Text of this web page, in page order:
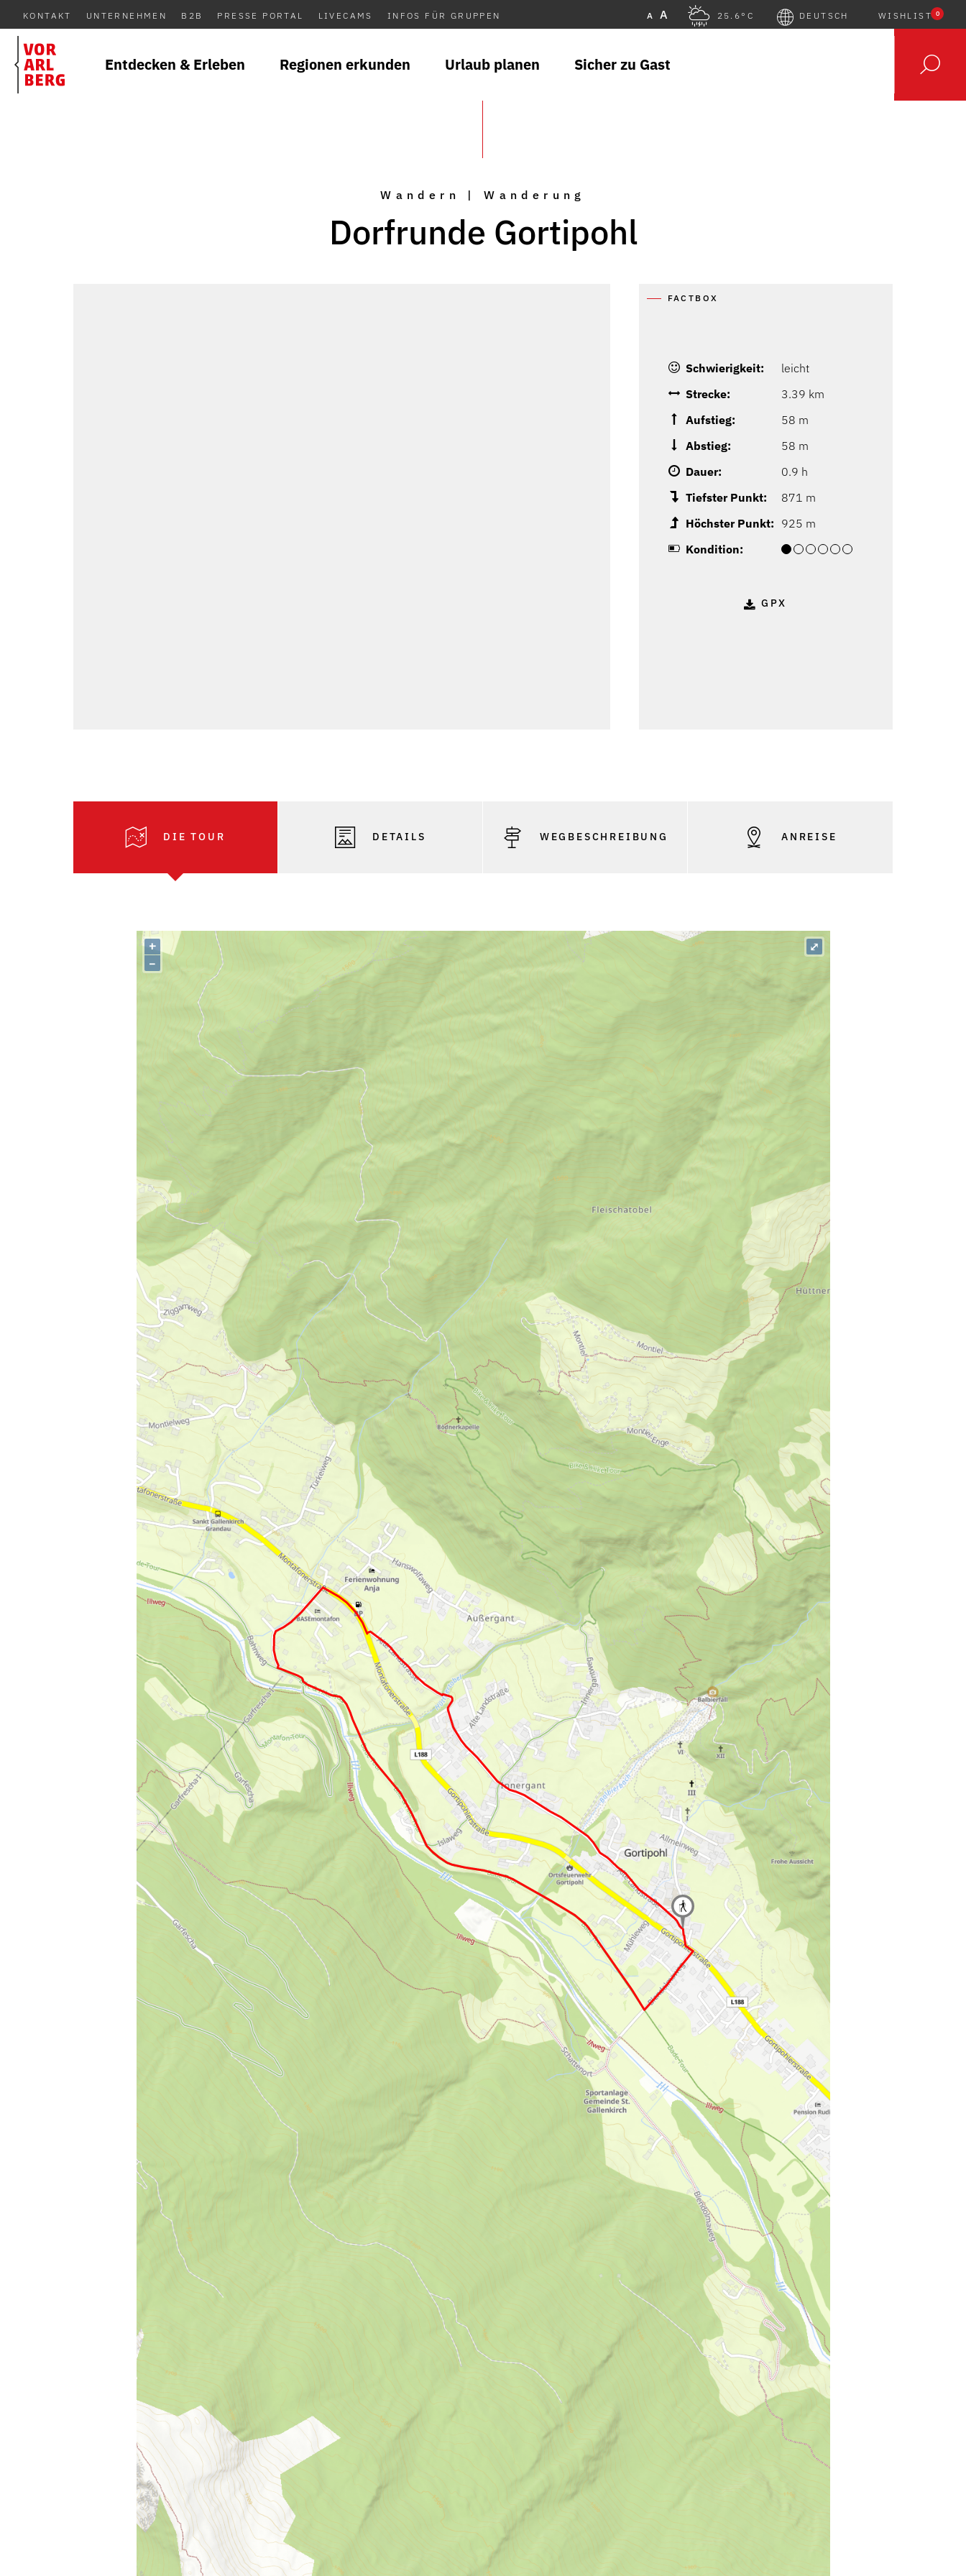
KONTAKT UNTERNEHMEN B2B PRESSE PORTAL LIVECAMS INFOS FÜR GRUPPEN A A 25.6°C DEUTSCH WISHLIST 0
Entdecken & Erleben Regionen erkunden Urlaub planen Sicher zu Gast
Wandern | Wanderung
Dorfrunde Gortipohl
FACTBOX
Schwierigkeit:
leicht
Strecke:
3.39 km
Aufstieg:
58 m
Abstieg:
58 m
Dauer:
0.9 h
Tiefster Punkt:
871 m
Höchster Punkt: 925 m
Kondition:
GPX
DIE TOUR DETAILS WEGBESCHREIBUNG ANREISE
+
–
⤢